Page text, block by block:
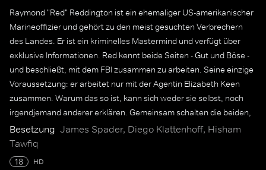
Raymond "Red" Reddington ist ein ehemaliger US-amerikanischer
Marineoffizier und gehört zu den meist gesuchten Verbrechern
des Landes. Er ist ein kriminelles Mastermind und verfügt über
exklusive Informationen. Red kennt beide Seiten - Gut und Böse -
und beschließt, mit dem FBI zusammen zu arbeiten. Seine einzige
Voraussetzung: er arbeitet nur mit der Agentin Elizabeth Keen
zusammen. Warum das so ist, kann sich weder sie selbst, noch
irgendjemand anderer erklären. Gemeinsam schalten die beiden,
der persönlichen "Blacklist" Reds entsprechend, einen Terroristen
nach dem anderen aus.
Besetzung James Spader, Diego Klattenhoff, Hisham
Tawfiq
18 HD